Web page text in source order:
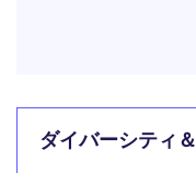
ダイバーシティ